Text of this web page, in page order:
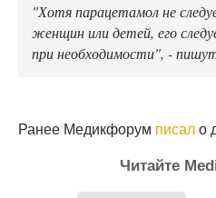
"Хотя парацетамол не
женщин или детей, его
при необходимости", -
Ранее Медикфорум писал о
Читайте